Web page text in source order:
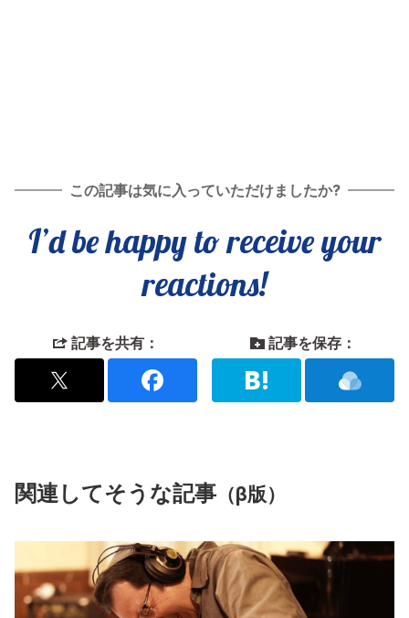
この記事は気に入っていただけましたか?
I’d be happy to receive your
reactions!
記事を共有： 記事を保存：
関連してそうな記事 （β版）